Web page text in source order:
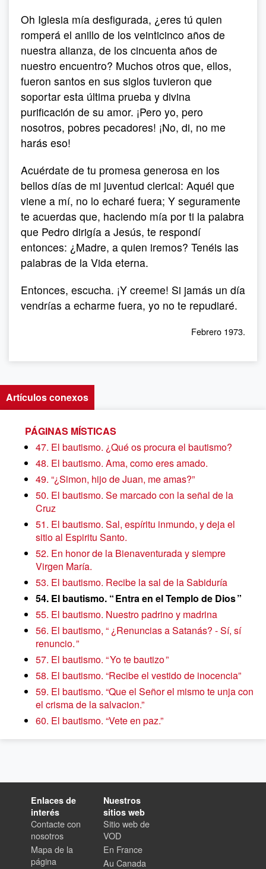
Oh Iglesia mía desfigurada, ¿eres tú quien
romperá el anillo de los veinticinco años de
nuestra alianza, de los cincuenta años de
nuestro encuentro? Muchos otros que, ellos,
fueron santos en sus siglos tuvieron que
soportar esta última prueba y divina
purificación de su amor. ¡Pero yo, pero
nosotros, pobres pecadores! ¡No, di, no me
harás eso!
Acuérdate de tu promesa generosa en los
bellos días de mi juventud clerical: Aquél que
viene a mí, no lo echaré fuera; Y seguramente
te acuerdas que, haciendo mía por ti la palabra
que Pedro dirigía a Jesús, te respondí
entonces: ¿Madre, a quien iremos? Tenéis las
palabras de la Vida eterna.
Entonces, escucha. ¡Y creeme! Si jamás un día
vendrías a echarme fuera, yo no te repudiaré.
Febrero 1973.
Artículos conexos
PÁGINAS MÍSTICAS
47. El bautismo. ¿Qué os procura el bautismo?
48. El bautismo. Ama, como eres amado.
49. “¿Simon, hijo de Juan, me amas?”
50. El bautismo. Se marcado con la señal de la
Cruz
51. El bautismo. Sal, espíritu inmundo, y deja el
sitio al Espiritu Santo.
52. En honor de la Bienaventurada y siempre
Virgen María.
53. El bautismo. Recibe la sal de la Sabiduría
54. El bautismo. “ Entra en el Templo de Dios ”
55. El bautismo. Nuestro padrino y madrina
56. El bautismo, “ ¿Renuncias a Satanás? - Sí, sí
renuncio. ”
57. El bautismo. “ Yo te bautizo ”
58. El bautismo. “Recibe el vestido de inocencia”
59. El bautismo. “Que el Señor el mismo te unja con
el crisma de la salvacion.”
60. El bautismo. “Vete en paz.”
Enlaces de
interés
Contacte con
nosotros
Mapa de la
página
Nuestros
sitios web
Sitio web de
VOD
En France
Au Canada